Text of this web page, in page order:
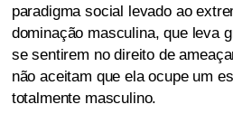
paradigma social levado ao
dominação masculina, que leva
se sentirem no direito de
não aceitam que ela ocupe um
totalmente masculino.